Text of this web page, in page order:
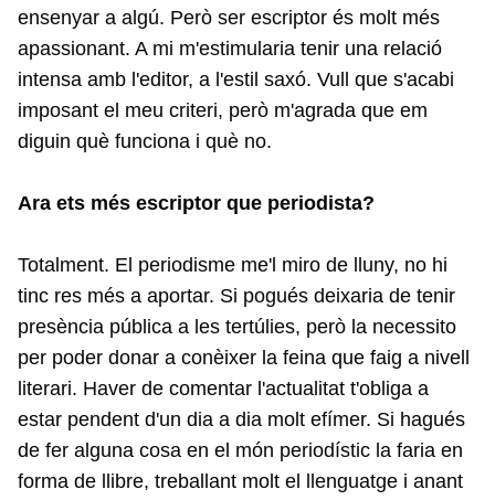
ensenyar a algú. Però ser escriptor és molt més
apassionant. A mi m'estimularia tenir una relació
intensa amb l'editor, a l'estil saxó. Vull que s'acabi
imposant el meu criteri, però m'agrada que em
diguin què funciona i què no.
Ara ets més escriptor que periodista?
Totalment. El periodisme me'l miro de lluny, no hi
tinc res més a aportar. Si pogués deixaria de tenir
presència pública a les tertúlies, però la necessito
per poder donar a conèixer la feina que faig a nivell
literari. Haver de comentar l'actualitat t'obliga a
estar pendent d'un dia a dia molt efímer. Si hagués
de fer alguna cosa en el món periodístic la faria en
forma de llibre, treballant molt el llenguatge i anant